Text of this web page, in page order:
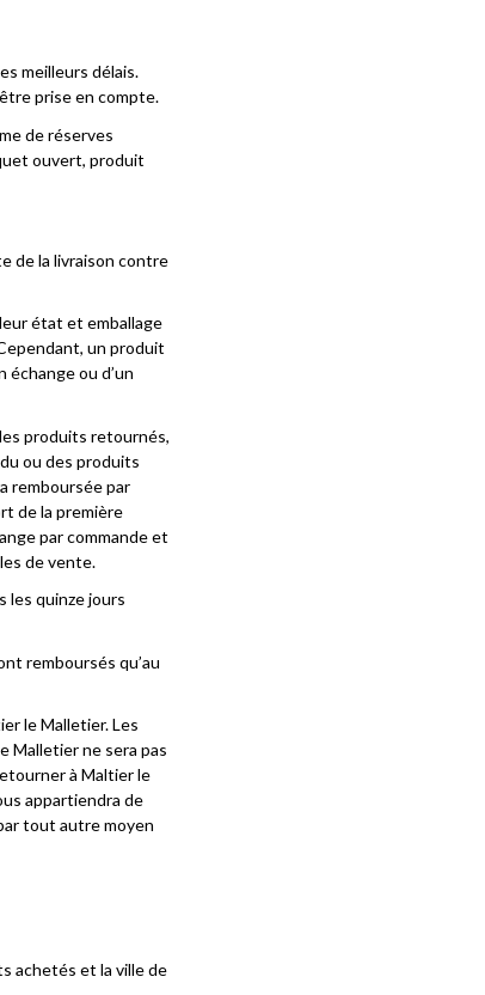
meilleurs délais.
prise en compte.
de réserves
ouvert, produit
de la livraison contre
état et emballage
un produit
échange ou d’un
produits retournés,
ou des produits
remboursée par
de la première
par commande et
de vente.
les quinze jours
remboursés qu’au
le Malletier. Les
Malletier ne sera pas
à Maltier le
appartiendra de
tout autre moyen
achetés et la ville de